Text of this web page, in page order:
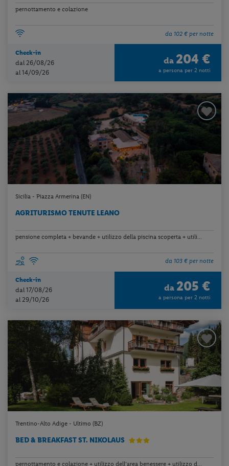
pernottamento e colazione
da 102 € per notte
Check-in
dal 26/08/26
al 14/09/26
da 204 €
a persona per 2 notti
Sicilia - Piazza Armerina (EN)
AGRITURISMO TENUTE LEANO
pensione completa + bevande + utilizzo della piscina scoperta + utili...
da 103 € per notte
Check-in
dal 17/08/26
al 29/10/26
da 205 €
a persona per 2 notti
Trentino-Alto Adige - Ultimo (BZ)
BED & BREAKFAST ST. NIKOLAUS
pernottamento e colazione + utilizzo dell’area benessere + utilizzo d...